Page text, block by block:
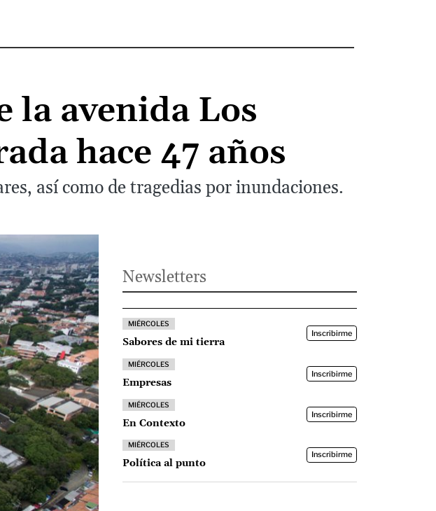
la avenida Los
hace 47 años
así como de tragedias por inundaciones.
Newsletters
MIÉRCOLES
Sabores de mi tierra
Inscribirme
MIÉRCOLES
Empresas
Inscribirme
MIÉRCOLES
En Contexto
Inscribirme
MIÉRCOLES
Política al punto
Inscribirme